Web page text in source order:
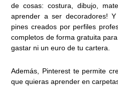
de cosas: costura, dibujo,
aprender a ser decoradores!
pines creados por perfiles
completos de forma gratuita
gastar ni un euro de tu cartera.
Además, Pinterest te permite
que quieras aprender en